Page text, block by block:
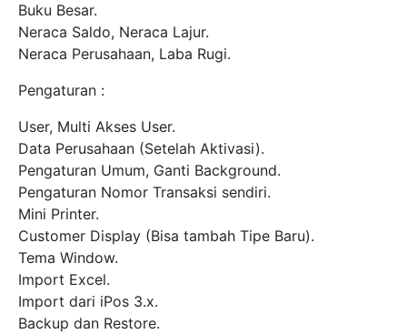
Buku Besar.
Neraca Saldo, Neraca Lajur.
Neraca Perusahaan, Laba Rugi.
Pengaturan :
User, Multi Akses User.
Data Perusahaan (Setelah Aktivasi).
Pengaturan Umum, Ganti Background.
Pengaturan Nomor Transaksi sendiri.
Mini Printer.
Customer Display (Bisa tambah Tipe Baru).
Tema Window.
Import Excel.
Import dari iPos 3.x.
Backup dan Restore.